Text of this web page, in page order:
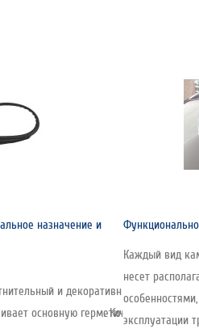
линейку. Компания
назначение и
и декоративный элемент,
основную герметичность
Каждый вид
несет
эксплуатации